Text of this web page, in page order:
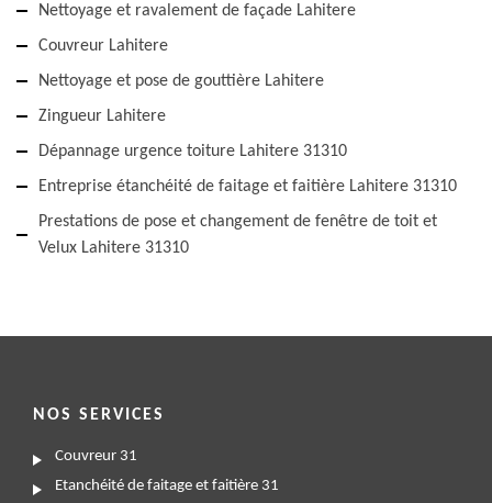
Nettoyage et ravalement de façade Lahitere
Couvreur Lahitere
Nettoyage et pose de gouttière Lahitere
Zingueur Lahitere
Dépannage urgence toiture Lahitere 31310
Entreprise étanchéité de faitage et faitière Lahitere 31310
Prestations de pose et changement de fenêtre de toit et
Velux Lahitere 31310
NOS SERVICES
Couvreur 31
Etanchéité de faitage et faitière 31